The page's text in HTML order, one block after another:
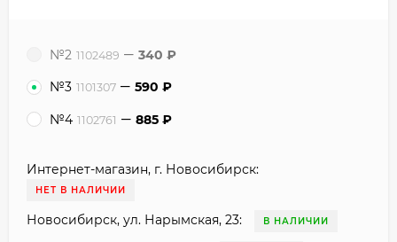
№2 1102489 340 ₽
№3 1101307 590 ₽
№4 1102761 885 ₽
Интернет-магазин, г. Новосибирск:
НЕТ В НАЛИЧИИ
Новосибирск, ул. Нарымская, 23: В НАЛИЧИИ